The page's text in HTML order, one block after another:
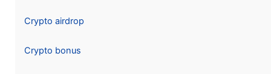
Crypto airdrop
Crypto bonus